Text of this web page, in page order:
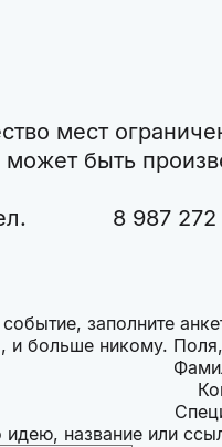
мест
может быть
тел. 8 987
заполните
и больше никому.
название или